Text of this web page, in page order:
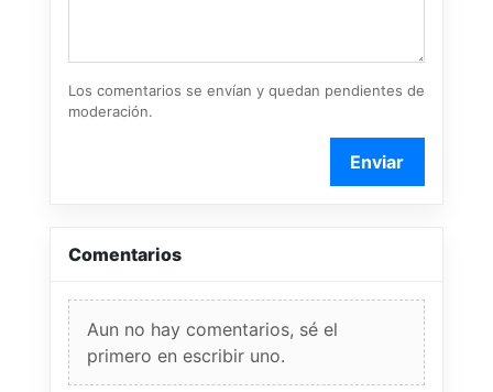
Los comentarios se envían y quedan pendientes de
moderación.
Enviar
Comentarios
Aun no hay comentarios, sé el
primero en escribir uno.